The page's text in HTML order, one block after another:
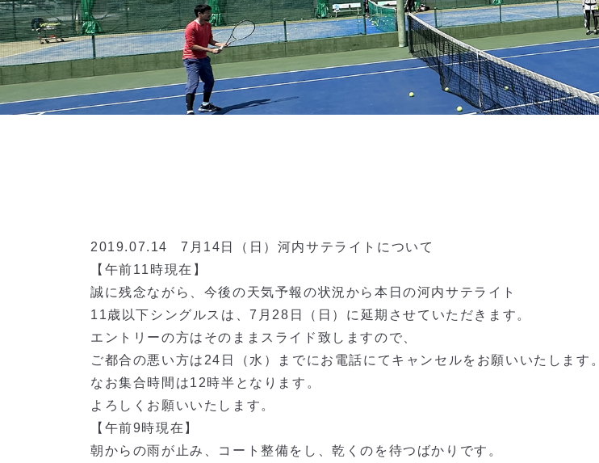
2019.07.14
7月14日（日）河内サテライトについて
【午前11時現在】
誠に残念ながら、今後の天気予報の状況から本日の河内サテライト
11歳以下シングルスは、7月28日（日）に延期させていただきます。
エントリーの方はそのままスライド致しますので、
ご都合の悪い方は24日（水）までにお電話にてキャンセルをお願いいたします。
なお集合時間は12時半となります。
よろしくお願いいたします。
【午前9時現在】
朝からの雨が止み、コート整備をし、乾くのを待つばかりです。